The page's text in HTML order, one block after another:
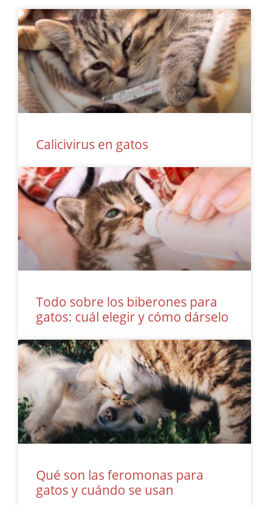
Calicivirus en gatos
Todo sobre los biberones para
gatos: cuál elegir y cómo dárselo
Qué son las feromonas para
gatos y cuándo se usan